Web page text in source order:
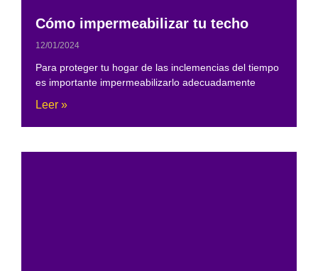
Cómo impermeabilizar tu techo
12/01/2024
Para proteger tu hogar de las inclemencias del tiempo
es importante impermeabilizarlo adecuadamente
Leer »